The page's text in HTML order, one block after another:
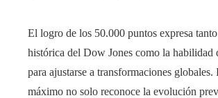
El logro de los 50.000 puntos expresa
histórica del Dow Jones como la habilidad
para ajustarse a transformaciones globales.
máximo no solo reconoce la evolución